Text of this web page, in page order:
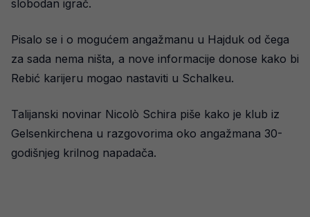
slobodan igrač.
Pisalo se i o mogućem angažmanu u Hajduk od čega
za sada nema ništa, a nove informacije donose kako bi
Rebić karijeru mogao nastaviti u Schalkeu.
Talijanski novinar Nicolò Schira piše kako je klub iz
Gelsenkirchena u razgovorima oko angažmana 30-
godišnjeg krilnog napadača.